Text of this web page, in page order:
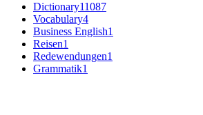
Dictionary11087
Vocabulary4
Business English1
Reisen1
Redewendungen1
Grammatik1